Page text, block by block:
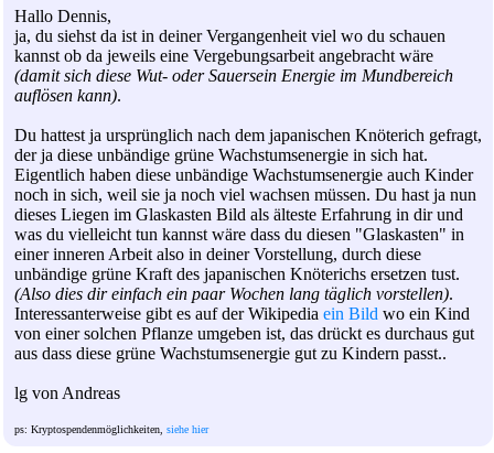
Hallo Dennis,
ja, du siehst da ist in deiner Vergangenheit viel wo du schauen
kannst ob da jeweils eine Vergebungsarbeit angebracht wäre
(damit sich diese Wut- oder Sauersein Energie im Mundbereich
auflösen kann).
Du hattest ja ursprünglich nach dem japanischen Knöterich gefragt,
der ja diese unbändige grüne Wachstumsenergie in sich hat.
Eigentlich haben diese unbändige Wachstumsenergie auch Kinder
noch in sich, weil sie ja noch viel wachsen müssen. Du hast ja nun
dieses Liegen im Glaskasten Bild als älteste Erfahrung in dir und
was du vielleicht tun kannst wäre dass du diesen "Glaskasten" in
einer inneren Arbeit also in deiner Vorstellung, durch diese
unbändige grüne Kraft des japanischen Knöterichs ersetzen tust.
(Also dies dir einfach ein paar Wochen lang täglich vorstellen).
Interessanterweise gibt es auf der Wikipedia ein Bild wo ein Kind
von einer solchen Pflanze umgeben ist, das drückt es durchaus gut
aus dass diese grüne Wachstumsenergie gut zu Kindern passt..
lg von Andreas
ps: Kryptospendenmöglichkeiten, siehe hier